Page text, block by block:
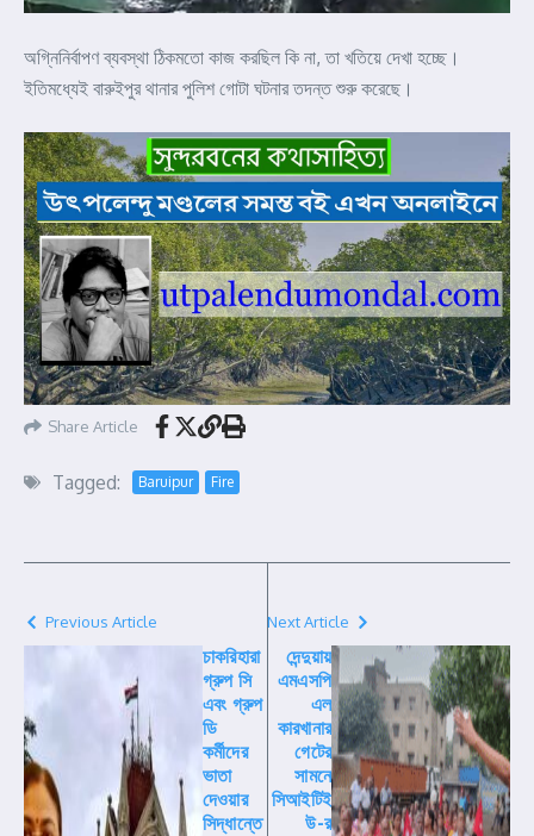
অগ্নিনির্বাপণ ব্যবস্থা ঠিকমতো কাজ করছিল কি না, তা খতিয়ে দেখা হচ্ছে।
ইতিমধ্যেই বারুইপুর থানার পুলিশ গোটা ঘটনার তদন্ত শুরু করেছে।
Share Article
Tagged: Baruipur Fire
Previous Article
চাকরিহারা
গ্রুপ সি
এবং গ্রুপ
ডি
কর্মীদের
ভাতা
দেওয়ার
সিদ্ধান্তে
Next Article
দেন্দুয়ায়
এমএসপি
এল
কারখানার
গেটের
সামনে
সিআইটিই
উ-র